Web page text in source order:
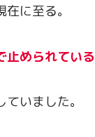
に至る。
止められている
いました。